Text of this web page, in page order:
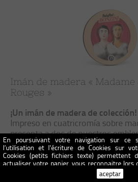
En poursuivant votre navigation sur ce
l’utilisation et l'écriture de Cookies sur
Cookies (petits fichiers texte) permettent
actualiser votre panier, vous reconnaitre
sécuriser votre connexion. Pour en savoir
http://www.cnil.fr/vos-obligations/sites-web-
aceptar
Imán de madera «
Rouges »
¡Un imán de madera de colección!
Impreso en cuatricromía sobre
presenta a dos de nuestros
de la colección «Mesdames
Material: Abedul – Dimensiones:
Fondo rojo